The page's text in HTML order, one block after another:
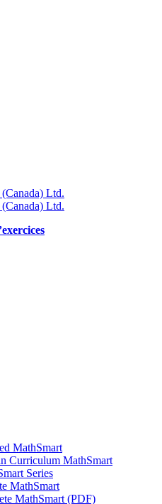
MathSmart
Curriculum MathSmart
Series
MathSmart
MathSmart (PDF)